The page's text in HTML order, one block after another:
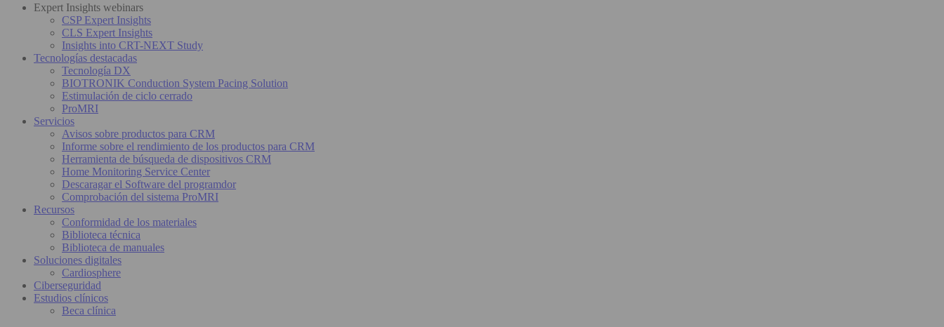
Expert Insights webinars
CSP Expert Insights
CLS Expert Insights
Insights into CRT-NEXT Study
Tecnologías destacadas
Tecnología DX
BIOTRONIK Conduction System Pacing Solution
Estimulación de ciclo cerrado
ProMRI
Servicios
Avisos sobre productos para CRM
Informe sobre el rendimiento de los productos para CRM
Herramienta de búsqueda de dispositivos CRM
Home Monitoring Service Center
Descaragar el Software del programdor
Comprobación del sistema ProMRI
Recursos
Conformidad de los materiales
Biblioteca técnica
Biblioteca de manuales
Soluciones digitales
Cardiosphere
Ciberseguridad
Estudios clínicos
Beca clínica